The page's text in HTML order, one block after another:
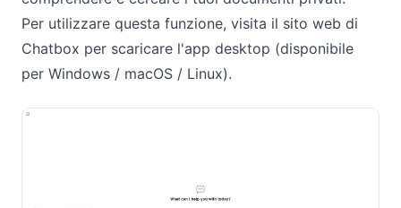
Per utilizzare questa funzione, visita il sito web di
Chatbox per scaricare l'app desktop (disponibile
per Windows / macOS / Linux).